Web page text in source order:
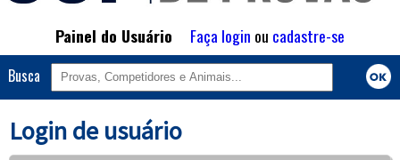
Painel do Usuário Faça login ou cadastre-se
Busca
Login de usuário